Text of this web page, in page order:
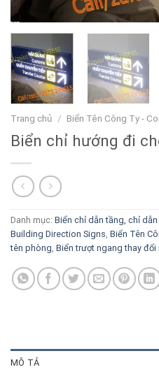
Trang chủ / Biển Tên Công Ty -
Biển chỉ hướng đi
Danh mục: Biển chỉ dẫn tầng, chỉ
Building Direction Signs Biển Tên
tên phòng Biển trượt ngang thay đổi
MÔ TẢ